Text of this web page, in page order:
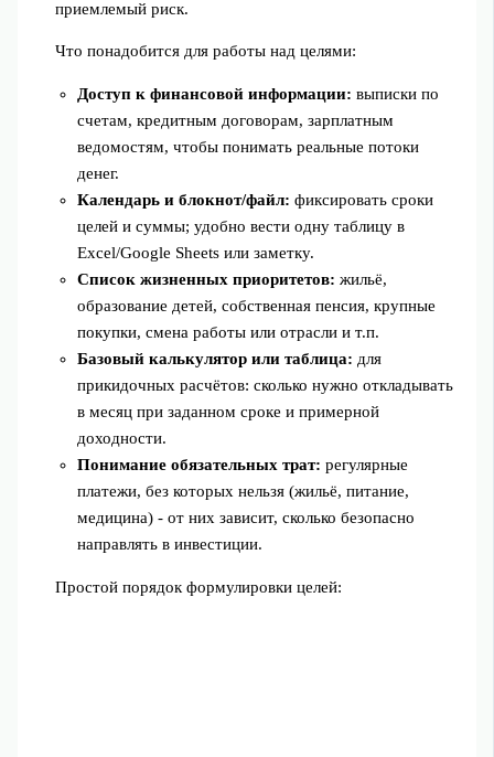
приемлемый риск.
Что понадобится для работы над целями:
Доступ к финансовой информации: выписки по
счетам, кредитным договорам, зарплатным
ведомостям, чтобы понимать реальные потоки
денег.
Календарь и блокнот/файл: фиксировать сроки
целей и суммы; удобно вести одну таблицу в
Excel/Google Sheets или заметку.
Список жизненных приоритетов: жильё,
образование детей, собственная пенсия, крупные
покупки, смена работы или отрасли и т.п.
Базовый калькулятор или таблица: для
прикидочных расчётов: сколько нужно откладывать
в месяц при заданном сроке и примерной
доходности.
Понимание обязательных трат: регулярные
платежи, без которых нельзя (жильё, питание,
медицина) - от них зависит, сколько безопасно
направлять в инвестиции.
Простой порядок формулировки целей: